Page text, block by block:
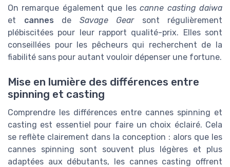
On remarque également que lescanne casting daiwa
et cannes de Savage Gearsont régulièrement
plébiscitées pour leur rapport qualité-prix. Elles sont
conseillées pour les pêcheurs qui recherchent de la
fiabilité sans pour autant vouloir dépenser une fortune.
Mise en lumière des différences entre
spinning et casting
Comprendre les différences entre cannes spinning et
casting est essentiel pour faire un choix éclairé. Cela
se reflète clairement dans la conception : alors que les
cannes spinning sont souvent plus légères et plus
adaptées aux débutants, les cannes casting offrent